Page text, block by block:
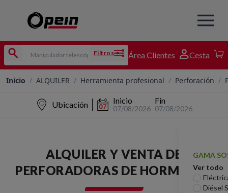
Filtros Área Clientes Cesta
Inicio / ALQUILER / Herramienta profesional / Perforación /
Ubicación Inicio
07/08/2026
Fin
07/08/2026
GAMA
Ver todo
Diésel
ALQUILER Y VENTA DE
PERFORADORAS DE HORMIGÓN